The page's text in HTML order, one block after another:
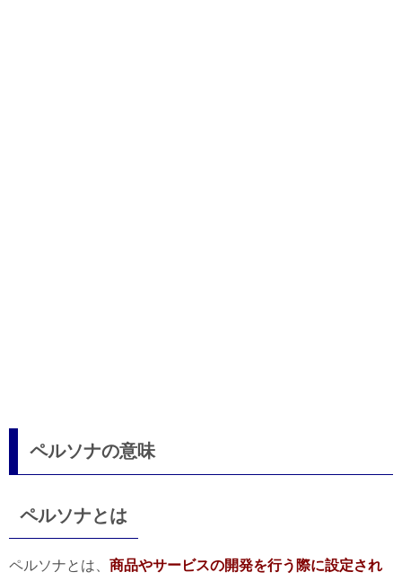
ペルソナの意味
ペルソナとは
ペルソナとは、 商品やサービスの開発を行う際に設定され